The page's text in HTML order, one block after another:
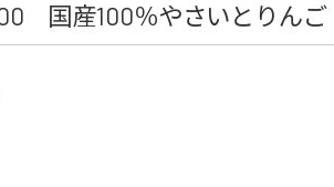
国産100％やさいとりん